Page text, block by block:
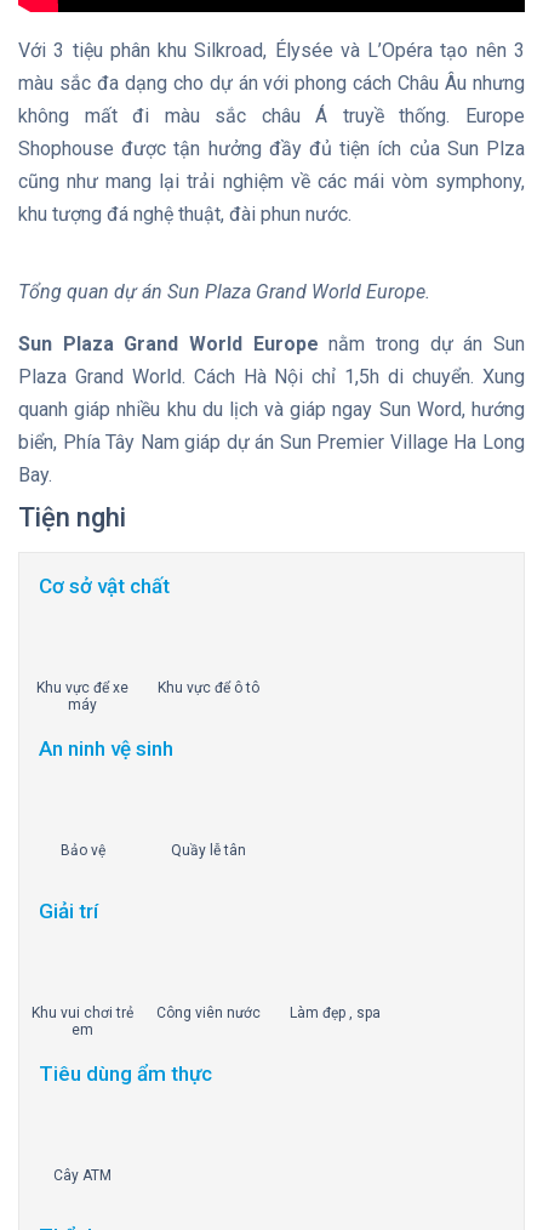
Với 3 tiệu phân khu Silkroad, Élysée và L’Opéra tạo nên 3
màu sắc đa dạng cho dự án với phong cách Châu Âu nhưng
không mất đi màu sắc châu Á truyề thống. Europe
Shophouse được tận hưởng đầy đủ tiện ích của Sun Plza
cũng như mang lại trải nghiệm về các mái vòm symphony,
khu tượng đá nghệ thuật, đài phun nước.
Tổng quan dự án Sun Plaza Grand World Europe.
Sun Plaza Grand World Europe nằm trong dự án Sun
Plaza Grand World. Cách Hà Nội chỉ 1,5h di chuyển. Xung
quanh giáp nhiều khu du lịch và giáp ngay Sun Word, hướng
biển, Phía Tây Nam giáp dự án Sun Premier Village Ha Long
Bay.
Tiện nghi
Cơ sở vật chất
Khu vực để xe
máy
Khu vực để ô tô
An ninh vệ sinh
Bảo vệ Quầy lễ tân
Giải trí
Khu vui chơi trẻ
em
Công viên nước Làm đẹp , spa
Tiêu dùng ẩm thực
Cây ATM